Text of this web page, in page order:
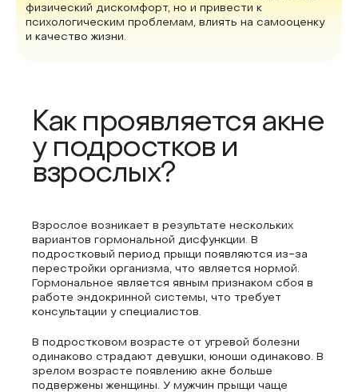
физический дискомфорт, но и привести к
психологическим проблемам, влиять на самооценку
и качество жизни.
Как проявляется акне
у подростков и
взрослых?
Взрослое возникает в результате нескольких
вариантов гормональной дисфункции. В
подростковый период прыщи появляются из-за
перестройки организма, что является нормой.
Гормональное является явным признаком сбоя в
работе эндокринной системы, что требует
консультации у специалистов.
В подростковом возрасте от угревой болезни
одинаково страдают девушки, юноши одинаково. В
зрелом возрасте появлению акне больше
подвержены женщины. У мужчин прыщи чаще